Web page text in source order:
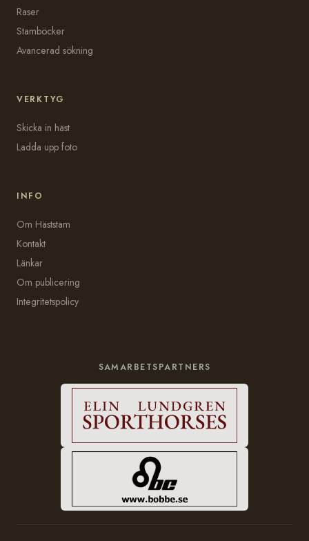
Raser
Stamböcker
Avancerad sökning
VERKTYG
Skicka in häst
Ladda upp foto
INFO
Om Häststam
Kontakt
Länkar
Om publicering
Integritetspolicy
SAMARBETSPARTNERS